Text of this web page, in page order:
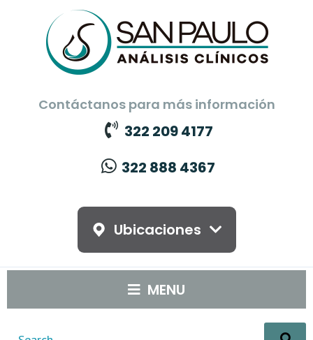
Contáctanos para más información
322 209 4177
322 888 4367
Ubicaciones
MENU